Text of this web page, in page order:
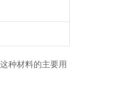
种材料的主要用